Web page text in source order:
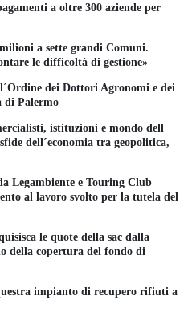
a oltre 300 aziende per
a sette grandi Comuni.
le difficoltà di gestione»
dei Dottori Agronomi e dei
di Palermo
istituzioni e mondo dell
dell´economia tra geopolitica,
Legambiente e Touring Club
al lavoro svolto per la tutela del
le quote della sac dalla
della copertura del fondo di
impianto di recupero rifiuti a